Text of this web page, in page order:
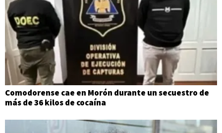
Comodorense cae en Morón durante un secuestro de
más de 36 kilos de cocaína